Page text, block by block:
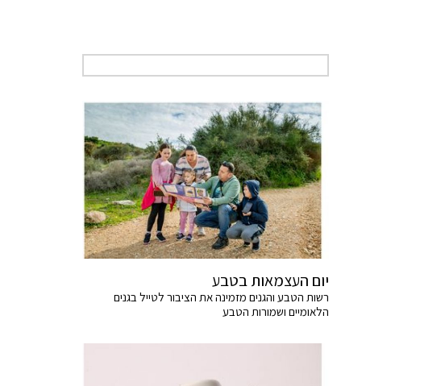
יום העצמאות בטבע
רשות הטבע והגנים מזמינה את הציבור לטייל בגנים
הלאומיים ושמורות הטבע